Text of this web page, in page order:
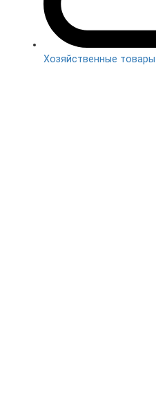
Хозяйственные товары